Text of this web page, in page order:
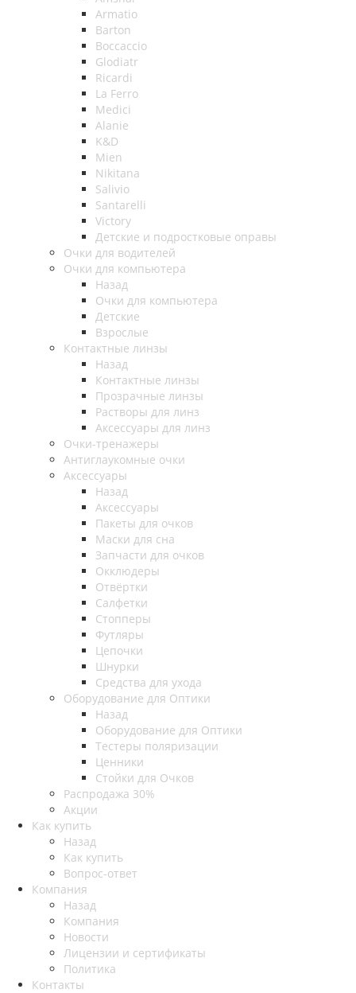
Armatio
Barton
Boccaccio
Glodiatr
Ricardi
La Ferro
Medici
Alanie
K&D
Mien
Nikitana
Salivio
Santarelli
Victory
Детские и подростковые оправы
Очки для водителей
Очки для компьютера
Назад
Очки для компьютера
Детские
Взрослые
Контактные линзы
Назад
Контактные линзы
Прозрачные линзы
Растворы для линз
Аксессуары для линз
Очки-тренажеры
Антиглаукомные очки
Аксессуары
Назад
Аксессуары
Пакеты для очков
Маски для сна
Запчасти для очков
Окклюдеры
Отвёртки
Салфетки
Стопперы
Футляры
Цепочки
Шнурки
Средства для ухода
Оборудование для Оптики
Назад
Оборудование для Оптики
Тестеры поляризации
Ценники
Стойки для Очков
Распродажа 30%
Акции
Как купить
Назад
Как купить
Вопрос-ответ
Компания
Назад
Компания
Новости
Лицензии и сертификаты
Политика
Контакты